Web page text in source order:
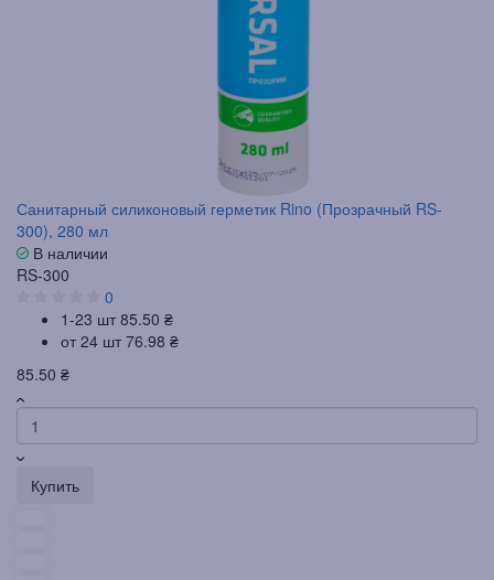
Санитарный силиконовый герметик Rino (Прозрачный RS-
300), 280 мл
В наличии
RS-300
0
1-23 шт 85.50 ₴
от 24 шт 76.98 ₴
85.50 ₴
Купить